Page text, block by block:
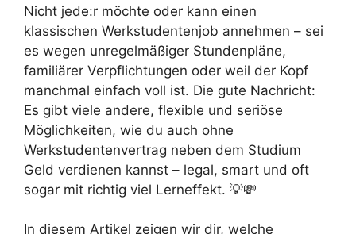
Nicht jede:r möchte oder kann einen
klassischen Werkstudentenjob annehmen – sei
es wegen unregelmäßiger Stundenpläne,
familiärer Verpflichtungen oder weil der Kopf
manchmal einfach voll ist. Die gute Nachricht:
Es gibt viele andere, flexible und seriöse
Möglichkeiten, wie du auch ohne
Werkstudentenvertrag neben dem Studium
Geld verdienen kannst – legal, smart und oft
sogar mit richtig viel Lerneffekt. 💡💸
In diesem Artikel zeigen wir dir, welche